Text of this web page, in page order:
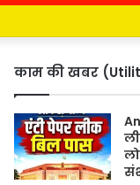
काम की खबर